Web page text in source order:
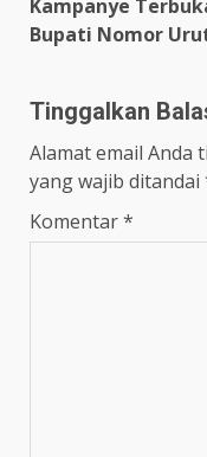
Kampanye
Bupati Nomor
Tinggalkan
Alamat email Anda
yang wajib ditandai
Komentar*